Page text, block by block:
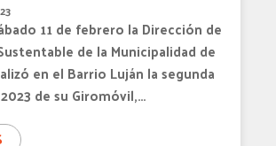
11 de febrero la Dirección de
de la Municipalidad de
en el Barrio Luján la segunda
de su Giromóvil,…